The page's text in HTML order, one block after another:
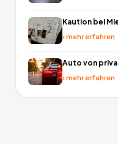
Kaution bei
›mehr erfahren
Auto von
›mehr erfahren